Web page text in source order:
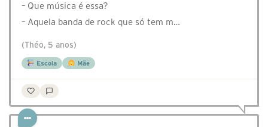
– Que música é essa?
– Aquela banda de rock que só tem m…
(Théo, 5 anos)
Escola Mãe